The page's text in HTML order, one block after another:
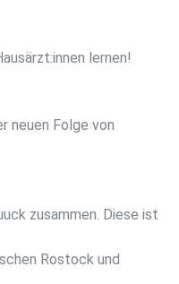
lernen!
neuen Folge von
zusammen. Diese ist
Rostock und